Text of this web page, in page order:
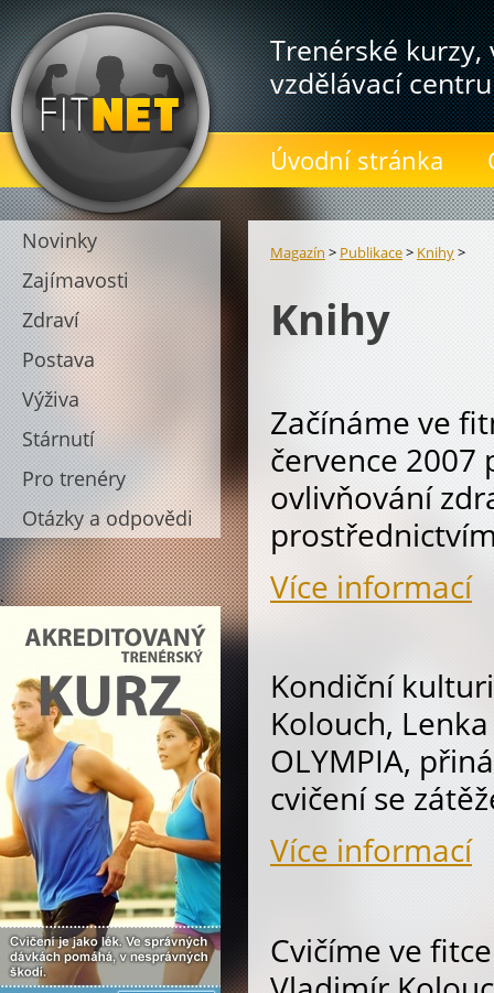
Trenérské
vzdělávací
Úvodní stránka
Novinky
Zajímavosti
Zdraví
Postava
Výživa
Stárnutí
Pro trenéry
Otázky a odpovědi
.
Magazín > Publikace> Knihy>
Knihy
Začínáme ve
července
ovlivňování
Více informací
Kondiční
Kolouch,
OLYMPIA,
cvičení se
Více informací
Cvičíme ve